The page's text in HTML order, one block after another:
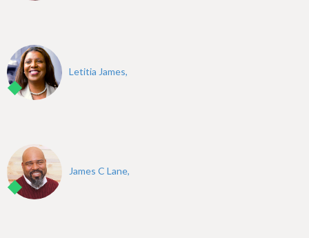
Letitia James,
James C Lane,